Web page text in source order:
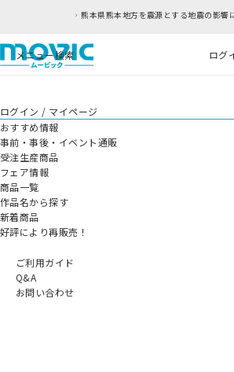
熊本県熊本地方を震源とする地震の影響につきまして
メニュー検索 ログ
ログイン / マイページ
おすすめ情報
事前・事後・イベント通販
受注生産商品
フェア情報
商品一覧
作品名から探す
新着商品
好評により再販売！
ご利用ガイド
Q&A
お問い合わせ